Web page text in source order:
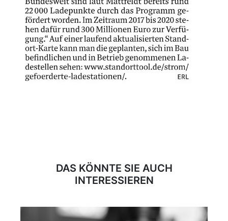
DAS KÖNNTE SIE AUCH
INTERESSIEREN